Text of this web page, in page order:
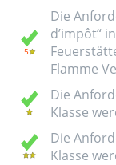
Die
d’impôt“
Flamme
Die
Klasse
Die
Klasse